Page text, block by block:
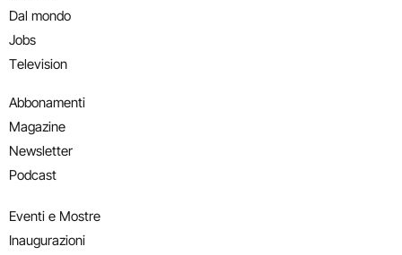
Dal mondo
Jobs
Television
Abbonamenti
Magazine
Newsletter
Podcast
Eventi e Mostre
Inaugurazioni